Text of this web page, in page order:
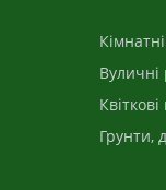
Грунти,